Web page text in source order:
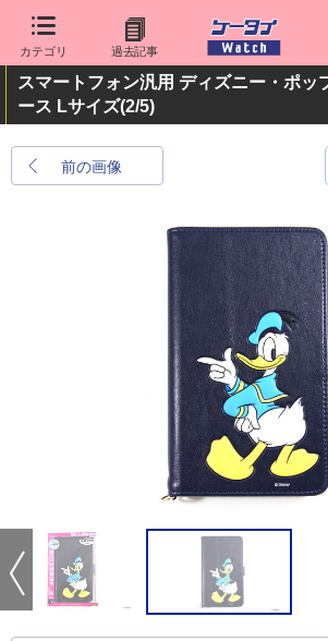
カテゴリ 過去記事
スマートフォン汎用 ディズニー・ポッ
ース Lサイズ(2/5)
前の画像